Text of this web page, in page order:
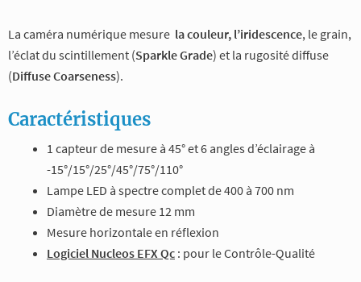
La caméra numérique mesure la couleur, l’iridescence, le grain,
l’éclat du scintillement (Sparkle Grade) et la rugosité diffuse
(Diffuse Coarseness).
Caractéristiques
1 capteur de mesure à 45° et 6 angles d’éclairage à
-15°/15°/25°/45°/75°/110°
Lampe LED à spectre complet de 400 à 700 nm
Diamètre de mesure 12 mm
Mesure horizontale en réflexion
Logiciel Nucleos EFX Qc : pour le Contrôle-Qualité